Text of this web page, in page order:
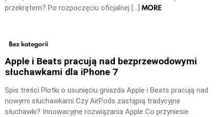
przekrętem? Po rozpoczęciu oficjalnej […] MORE
Bez kategorii
Apple i Beats pracują nad bezprzewodowymi
słuchawkami dla iPhone 7
Spis treści Plotki o usunięciu gniazda Apple i Beats pracują nad
nowymi słuchawkami Czy AirPods zastąpią tradycyjne
słuchawki? Innowacyjne rozwiązania Apple Co przyniesie